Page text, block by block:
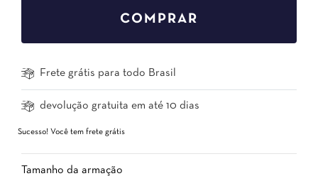
Frete grátis para todo Brasil
devolução gratuita em até 10 dias
Sucesso! Você tem frete grátis
Tamanho da armação